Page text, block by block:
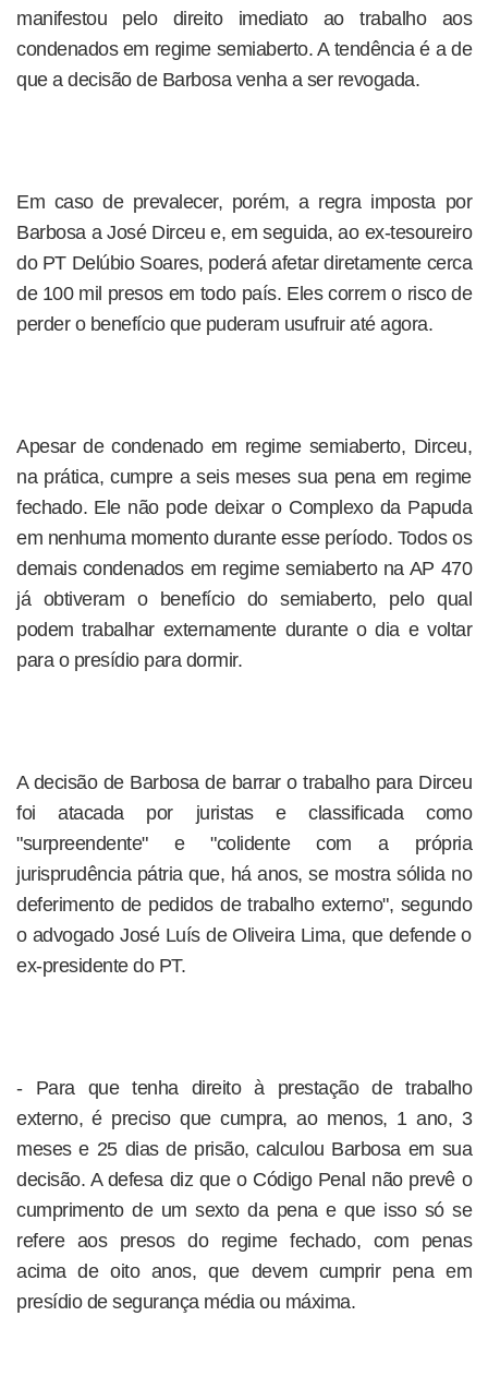
manifestou pelo direito imediato ao trabalho aos
condenados em regime semiaberto. A tendência é a de
que a decisão de Barbosa venha a ser revogada.
Em caso de prevalecer, porém, a regra imposta por
Barbosa a José Dirceu e, em seguida, ao ex-tesoureiro
do PT Delúbio Soares, poderá afetar diretamente cerca
de 100 mil presos em todo país. Eles correm o risco de
perder o benefício que puderam usufruir até agora.
Apesar de condenado em regime semiaberto, Dirceu,
na prática, cumpre a seis meses sua pena em regime
fechado. Ele não pode deixar o Complexo da Papuda
em nenhuma momento durante esse período. Todos os
demais condenados em regime semiaberto na AP 470
já obtiveram o benefício do semiaberto, pelo qual
podem trabalhar externamente durante o dia e voltar
para o presídio para dormir.
A decisão de Barbosa de barrar o trabalho para Dirceu
foi atacada por juristas e classificada como
"surpreendente" e "colidente com a própria
jurisprudência pátria que, há anos, se mostra sólida no
deferimento de pedidos de trabalho externo", segundo
o advogado José Luís de Oliveira Lima, que defende o
ex-presidente do PT.
- Para que tenha direito à prestação de trabalho
externo, é preciso que cumpra, ao menos, 1 ano, 3
meses e 25 dias de prisão, calculou Barbosa em sua
decisão. A defesa diz que o Código Penal não prevê o
cumprimento de um sexto da pena e que isso só se
refere aos presos do regime fechado, com penas
acima de oito anos, que devem cumprir pena em
presídio de segurança média ou máxima.